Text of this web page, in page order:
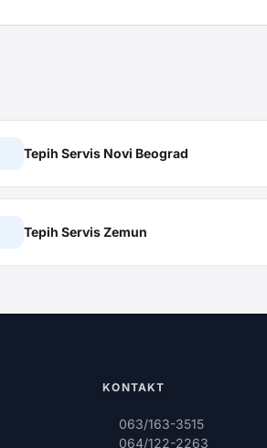
Tepih Servis Novi Beograd
Tepih ServisZemun
KONTAKT
063/163-3515
064/122-2263